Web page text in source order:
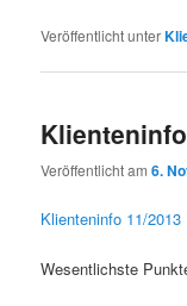
Veröffentlicht unter
Veröffentlicht am6.
Klienteninfo 11/2013
Wesentlichste